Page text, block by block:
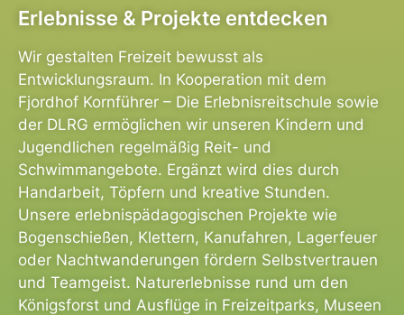
Erlebnisse & Projekte entdecken
Wir gestalten Freizeit bewusst als
Entwicklungsraum. In Kooperation mit dem
Fjordhof Kornführer – Die Erlebnisreitschule sowie
der DLRG ermöglichen wir unseren Kindern und
Jugendlichen regelmäßig Reit- und
Schwimmangebote. Ergänzt wird dies durch
Handarbeit, Töpfern und kreative Stunden.
Unsere erlebnispädagogischen Projekte wie
Bogenschießen, Klettern, Kanufahren, Lagerfeuer
oder Nachtwanderungen fördern Selbstvertrauen
und Teamgeist. Naturerlebnisse rund um den
Königsforst und Ausflüge in Freizeitparks, Museen